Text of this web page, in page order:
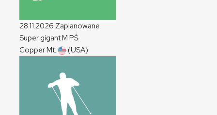
28.11.2026 Zaplanowane
Super gigantM PŚ
Copper Mt.
(USA)